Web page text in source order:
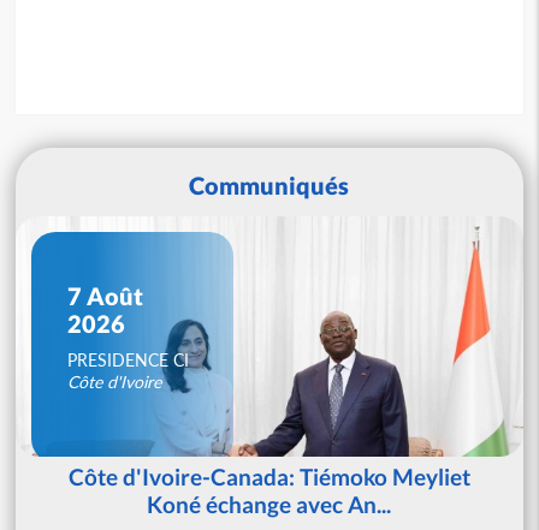
Communiqués
7 Août
2026
PRESIDENCE CI
Côte d'Ivoire
Côte d'Ivoire-Canada: Tiémoko Meyliet
Koné échange avec An...